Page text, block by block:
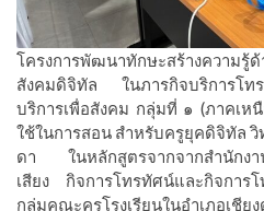
โครงการพัฒนาทักษะสร้างความรู้
สังคมดิจิทัล ในภารกิจบริการโท
บริการเพื่อสังคม กลุ่มที่ ๑ (ภาคเห
ใช้ในการสอน สำหรับครูยุคดิจิทัล
ดา ในหลักสูตรจากจากสำนักงา
เสียง กิจการโทรทัศน์และกิจกา
กลุ่มคณะครูโรงเรียนในอำเภอเชี